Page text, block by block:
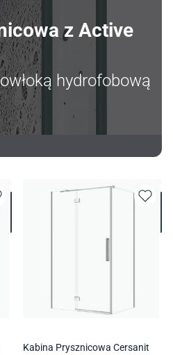
z Active
hydrofobową
Kabina Prysznicowa Cersanit